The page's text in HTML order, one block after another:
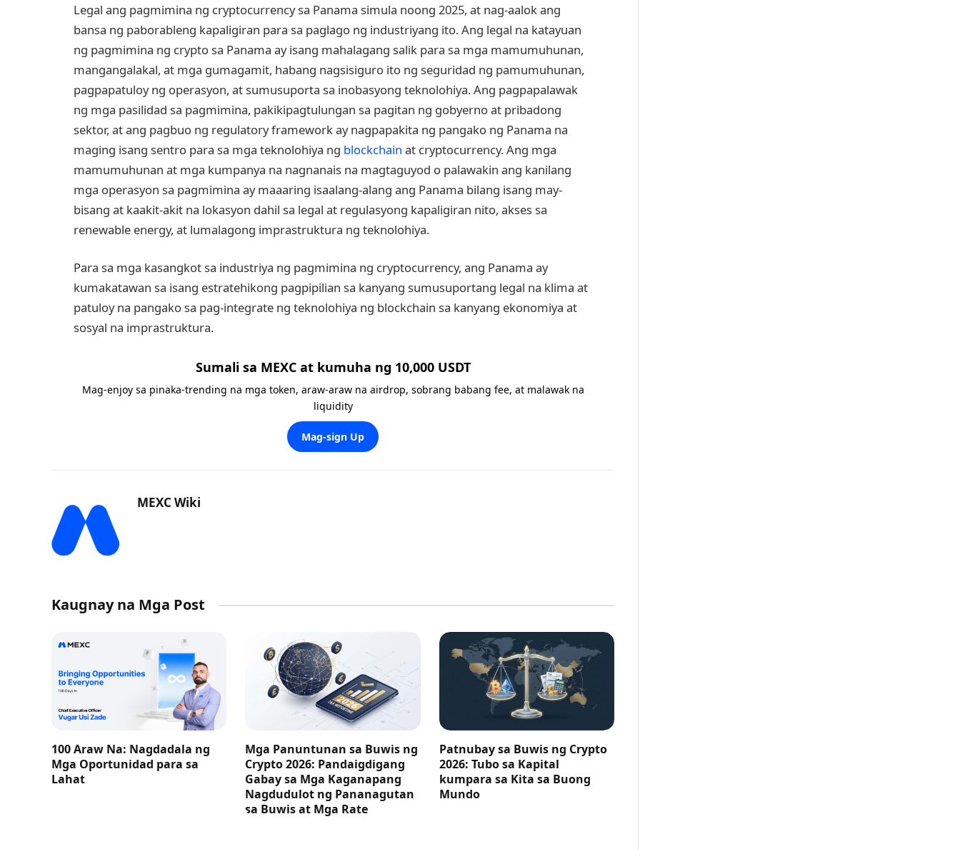
Legal ang pagmimina ng cryptocurrency sa Panama simula noong 2025, at nag-aalok ang
bansa ng paborableng kapaligiran para sa paglago ng industriyang ito. Ang legal na katayuan
ng pagmimina ng crypto sa Panama ay isang mahalagang salik para sa mga mamumuhunan,
mangangalakal, at mga gumagamit, habang nagsisiguro ito ng seguridad ng pamumuhunan,
pagpapatuloy ng operasyon, at sumusuporta sa inobasyong teknolohiya. Ang pagpapalawak
ng mga pasilidad sa pagmimina, pakikipagtulungan sa pagitan ng gobyerno at pribadong
sektor, at ang pagbuo ng regulatory framework ay nagpapakita ng pangako ng Panama na
maging isang sentro para sa mga teknolohiya ng blockchain at cryptocurrency. Ang mga
mamumuhunan at mga kumpanya na nagnanais na magtaguyod o palawakin ang kanilang
mga operasyon sa pagmimina ay maaaring isaalang-alang ang Panama bilang isang may-
bisang at kaakit-akit na lokasyon dahil sa legal at regulasyong kapaligiran nito, akses sa
renewable energy, at lumalagong imprastruktura ng teknolohiya.
Para sa mga kasangkot sa industriya ng pagmimina ng cryptocurrency, ang Panama ay
kumakatawan sa isang estratehikong pagpipilian sa kanyang sumusuportang legal na klima at
patuloy na pangako sa pag-integrate ng teknolohiya ng blockchain sa kanyang ekonomiya at
sosyal na imprastruktura.
Sumali sa MEXC at kumuha ng 10,000 USDT
Mag-enjoy sa pinaka-trending na mga token, araw-araw na airdrop, sobrang babang fee, at malawak na
liquidity
Mag-sign Up
MEXC Wiki
Kaugnay na Mga Post
100 Araw Na: Nagdadala ng
Mga Oportunidad para sa
Lahat
Mga Panuntunan sa Buwis ng
Crypto 2026: Pandaigdigang
Gabay sa Mga Kaganapang
Nagdudulot ng Pananagutan
sa Buwis at Mga Rate
Patnubay sa Buwis ng Crypto
2026: Tubo sa Kapital
kumpara sa Kita sa Buong
Mundo